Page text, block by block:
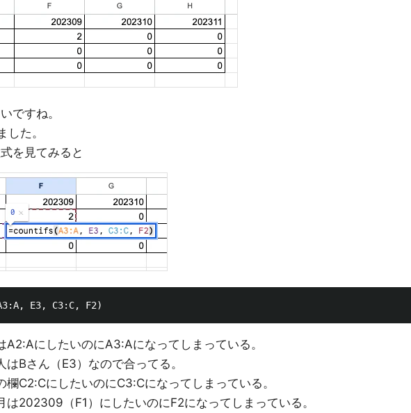
ですね。
した。
を見てみると
A2:AにしたいのにA3:Aになってしまっている。
はBさん（E3）なので合ってる。
欄C2:CにしたいのにC3:Cになってしまっている。
は202309（F1）にしたいのにF2になってしまっている。